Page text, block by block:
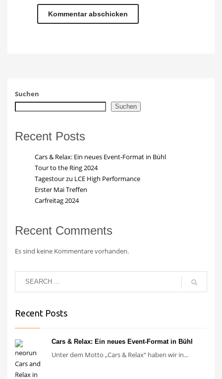
Suchen
Suchen
Recent Posts
Cars & Relax: Ein neues Event-Format in Bühl
Tour to the Ring 2024
Tagestour zu LCE High Performance
Erster Mai Treffen
Carfreitag 2024
Recent Comments
Es sind keine Kommentare vorhanden.
Recent Posts
Cars & Relax: Ein neues Event-Format in Bühl
Unter dem Motto „Cars & Relax“ haben wir in...